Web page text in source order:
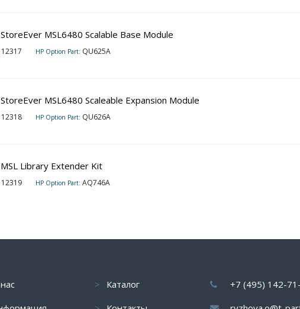
MSL6480 Scalable Base Module
12317 HP Option Part: QU625A
MSL6480 Scaleable Expansion Module
12318 HP Option Part: QU626A
Library Extender Kit
12319 HP Option Part: AQ746A
Каталог
+7 (495) 142-